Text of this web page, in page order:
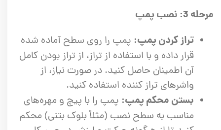
مرحله 3: نصب پمپ
تراز کردن پمپ: پمپ را روی سطح آماده شده
قرار داده و با استفاده از تراز، از تراز بودن کامل
آن اطمینان حاصل کنید. در صورت نیاز، از
واشرهای تراز کننده استفاده کنید.
بستن محکم پمپ: پمپ را با پیچ و مهره‌های
مناسب به سطح نصب (مثلاً بلوک بتنی) محکم